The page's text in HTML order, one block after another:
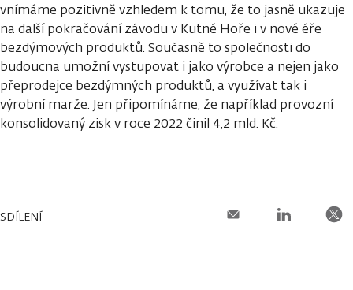
vnímáme pozitivně vzhledem k tomu, že to jasně ukazuje
na další pokračování závodu v Kutné Hoře i v nové éře
bezdýmových produktů. Současně to společnosti do
budoucna umožní vystupovat i jako výrobce a nejen jako
přeprodejce bezdýmných produktů, a využívat tak i
výrobní marže. Jen připomínáme, že například provozní
konsolidovaný zisk v roce 2022 činil 4,2 mld. Kč.
SDÍLENÍ